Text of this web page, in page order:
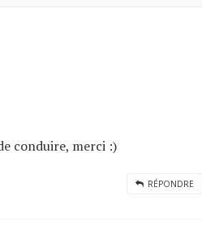
conduire, merci :)
RÉPONDRE